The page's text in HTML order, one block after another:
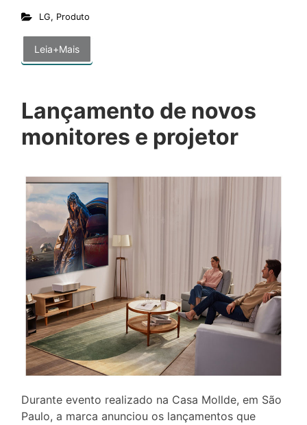
LG, Produto
Leia+Mais
Lançamento de novos
monitores e projetor
Durante evento realizado na Casa Mollde, em São
Paulo, a marca anunciou os lançamentos que